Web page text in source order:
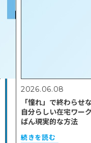
2026.06.08
「憧れ」で終わらせ
自分らしい在宅ワー
ばん現実的な方法
続きを読む